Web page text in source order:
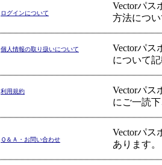
ログインについて
Vectorパス
方法につい
個人情報の取り扱いについて
Vectorパス
について記
利用規約
Vectorパス
にご一読下
Ｑ＆Ａ・お問い合わせ
Vectorパス
あります。